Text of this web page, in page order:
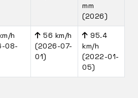
mm
(2026)
h
08-
56 km/h
(2026-07-
01)
95.4
km/h
(2022-01-
05)